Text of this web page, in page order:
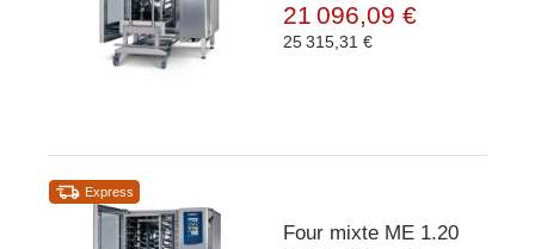
roulement et chariot -
899x831x1852(h)mm
21 096,09 €
25 315,31 €
Express
Four mixte ME 1.20